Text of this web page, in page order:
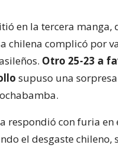
en la tercera manga,
chilena complicó por
Otro 25-23 a
supuso una sorpresa
respondió con furia en
el desgaste chileno,